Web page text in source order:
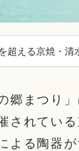
超える京焼・清
郷まつり
されてい
よる陶器